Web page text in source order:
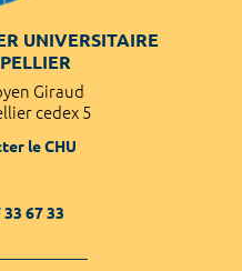
UNIVERSITAIRE
Giraud
cedex 5
le CHU
33 67 33